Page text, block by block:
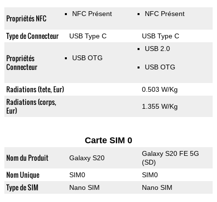
Propriétés NFC NFC Présent NFC Présent
Type de Connecteur USB Type C USB Type C
Propriétés
Connecteur
USB OTG
USB 2.0
USB OTG
Radiations (tete, Eur) 0.503 W/Kg
Radiations (corps,
Eur)
1.355 W/Kg
Carte SIM 0
Nom du Produit Galaxy S20
Galaxy S20 FE 5G
(SD)
Nom Unique SIM0 SIM0
Type de SIM Nano SIM Nano SIM